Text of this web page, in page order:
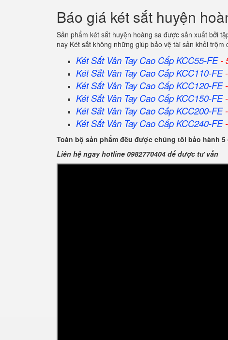
Báo giá két sắt huyện
Sản phẩm két sắt huyện hoàng sa được sản xuất bởi
nay Két sắt không những giúp bảo vệ tài sản khỏi
Két Sắt Vân Tay Cao Cấp KCC55-FE-
Két Sắt Vân Tay Cao Cấp KCC110-FE-
Két Sắt Vân Tay Cao Cấp KCC120-FE-
Két Sắt Vân Tay Cao Cấp KCC150-FE-
Két Sắt Vân Tay Cao Cấp KCC200-FE-
Két Sắt Vân Tay Cao Cấp KCC240-FE-
Toàn bộ sản phẩm đều được chúng tôi bảo hành
Liên hệ ngay hotline 0982770404 để được tư vấn